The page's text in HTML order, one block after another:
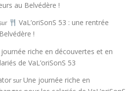
au Belvédère !
VaL’oriSonS 53 : une rentrée
!
riche en découvertes et en
de VaL’oriSonS 53
surUne journée riche en